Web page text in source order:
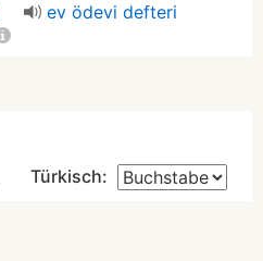
ev ödevi defteri
Türkisch: